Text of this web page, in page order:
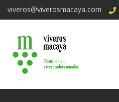
viveros@viverosmacaya.com